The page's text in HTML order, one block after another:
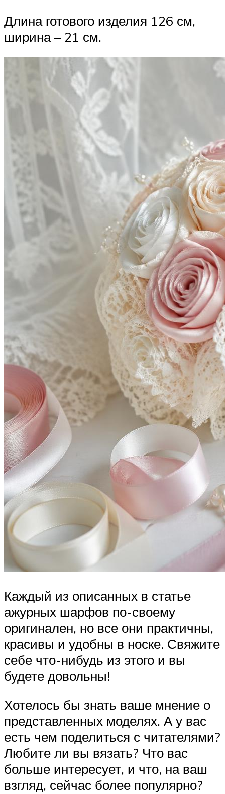
Длина готового изделия 126 см,
ширина – 21 см.
Каждый из описанных в статье
ажурных шарфов по-своему
оригинален, но все они практичны,
красивы и удобны в носке. Свяжите
себе что-нибудь из этого и вы
будете довольны!
Хотелось бы знать ваше мнение о
представленных моделях. А у вас
есть чем поделиться с читателями?
Любите ли вы вязать? Что вас
больше интересует, и что, на ваш
взгляд, сейчас более популярно?